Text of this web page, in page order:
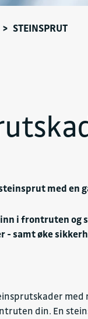
> STEINSPRUT
med en
i frontruten og
- samt øke
din. En